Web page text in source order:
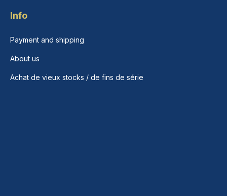
Info
Payment and shipping
About us
Achat de vieux stocks / de fins de série